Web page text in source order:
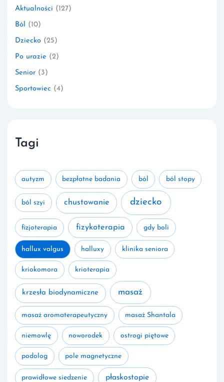
Aktualności (127)
Ból (10)
Dziecko(25)
Po urazie (2)
Senior(3)
Sportowiec (4)
Tagi
autyzm bezpłatne badania ból ból stopy
ból szyi chustowanie dziecko
fizjoterapia fizykoterapia gdy boli
hallux valgus halluxy klinika seniora
kriokomora krioterapia
krzesła biodynamiczne masaż
masaż aromaterapeutyczny masaż Shantala
niemowlę noworodek ostrogi piętowe
podolog pole magnetyczne
prawidłowe siedzenie płaskostopie